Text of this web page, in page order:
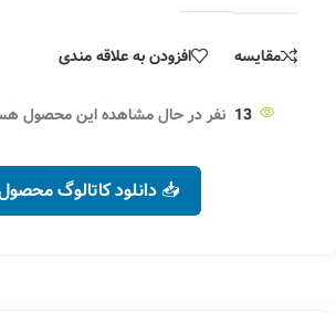
مقایسه افزودن به علاقه مندی
13 نفر در حال مشاهده این محصول
📥 دانلود کاتالوگ